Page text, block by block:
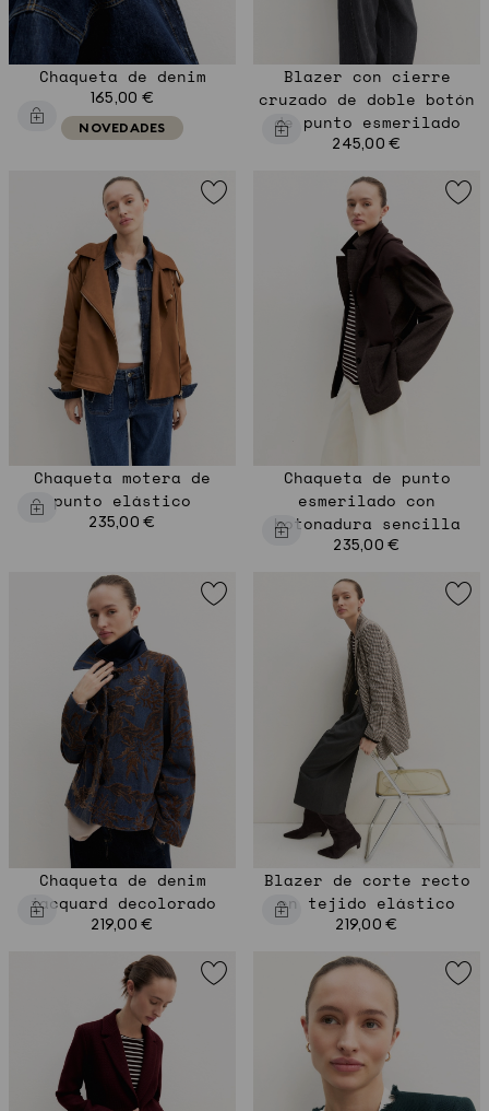
Chaqueta de denim
165,00 €
NOVEDADES
Blazer con cierre
cruzado de doble botón
de punto esmerilado
245,00 €
Chaqueta motera de
punto elástico
235,00 €
Chaqueta de punto
esmerilado con
botonadura sencilla
235,00 €
Chaqueta de denim
jacquard decolorado
219,00 €
Blazer de corte recto
en tejido elástico
219,00 €